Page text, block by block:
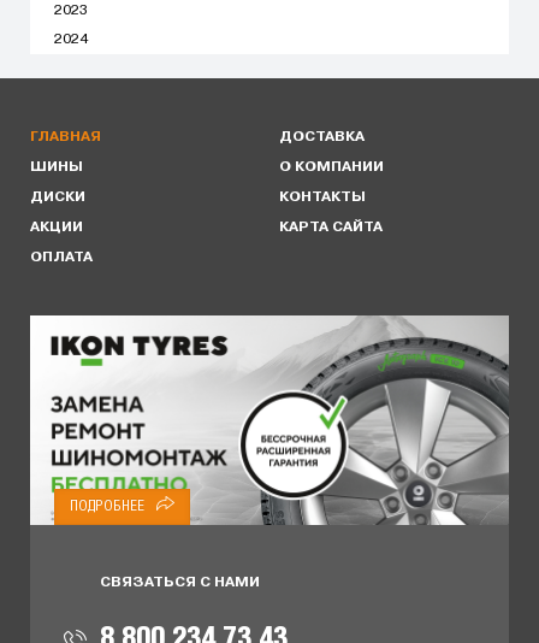
2023
2024
ГЛАВНАЯ
ШИНЫ
ДИСКИ
АКЦИИ
ОПЛАТА
ДОСТАВКА
О КОМПАНИИ
КОНТАКТЫ
КАРТА САЙТА
ПОДРОБНЕЕ
СВЯЗАТЬСЯ С НАМИ